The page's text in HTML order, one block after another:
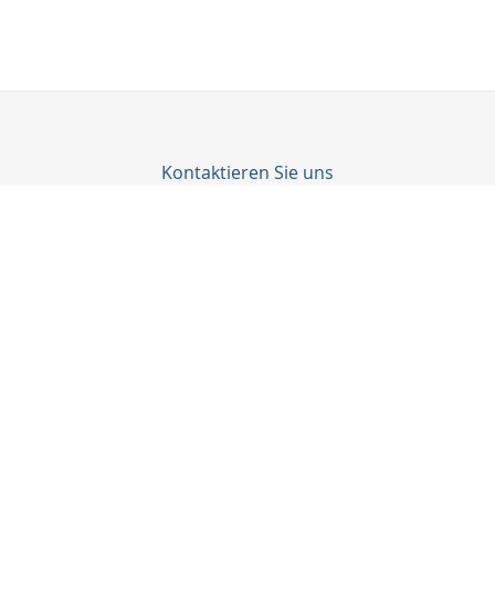
Kontaktieren Sie uns